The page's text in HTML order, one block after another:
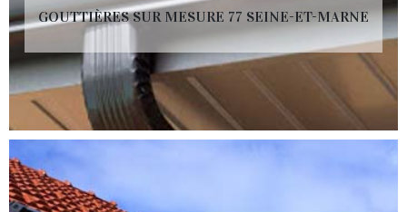
GOUTTIÈRES SUR MESURE 77 SEINE-ET-MARNE